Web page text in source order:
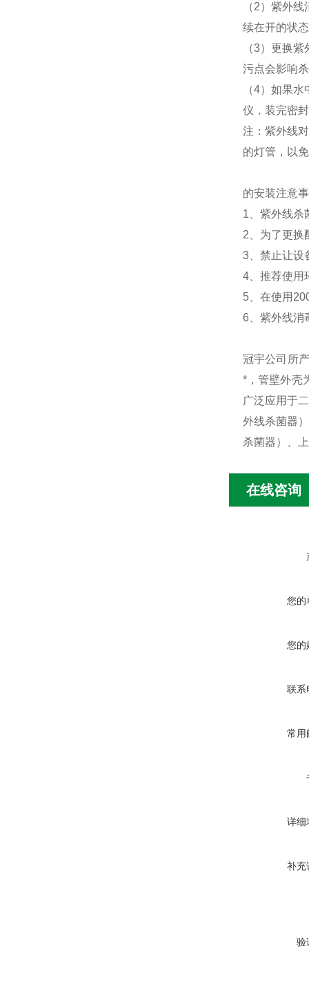
（2）紫外
续在开的状
（3）更换
污点会影响
（4）如果
仪，装完密
注：紫外线
的灯管，以
的安装注意
1、紫外线杀
2、为了更换
3、禁止让设
4、推荐使用
5、在使用
6、紫外线消
冠宇公司所
*，管壁外壳
广泛应用于
外线杀菌器
杀菌器）、
在线咨询
您的
您的
联系
常用
详细
补充
验